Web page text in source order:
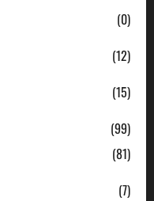
(0)
(12)
(15)
(99)
(81)
(7)